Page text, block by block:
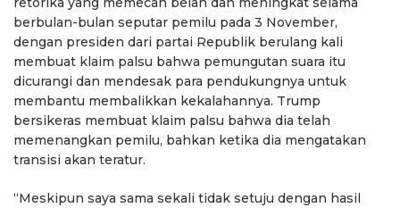
berbulan-bulan seputar pemilu pada 3 November,
dengan presiden dari partai Republik berulang kali
membuat klaim palsu bahwa pemungutan suara itu
dicurangi dan mendesak para pendukungnya untuk
membantu membalikkan kekalahannya. Trump
bersikeras membuat klaim palsu bahwa dia telah
memenangkan pemilu, bahkan ketika dia mengatakan
transisi akan teratur.
“Meskipun saya sama sekali tidak setuju dengan hasil